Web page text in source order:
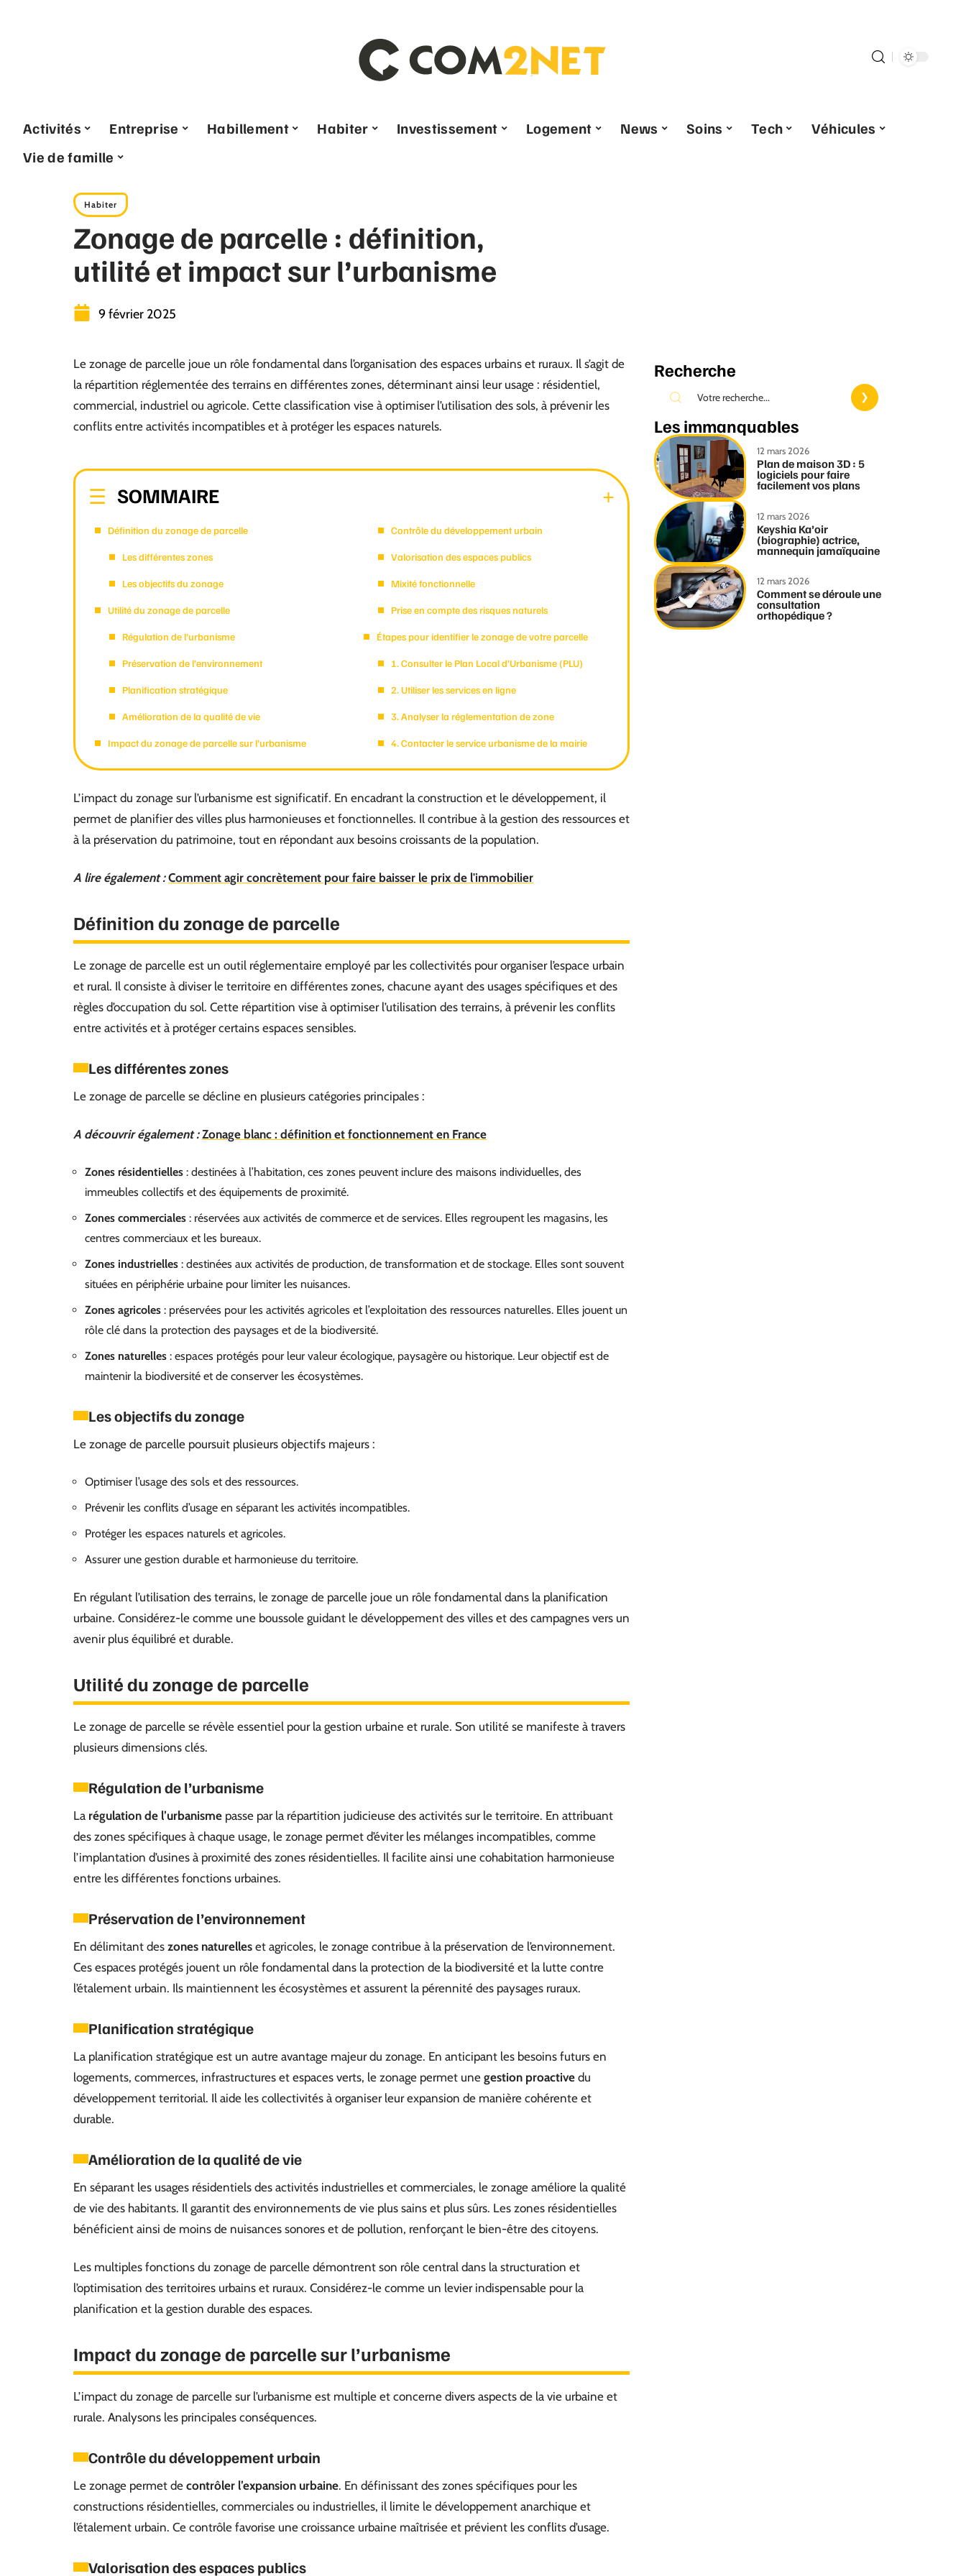
Activités Entreprise Habillement Habiter Investissement Logement News Soins Tech
Véhicules
Vie de famille
Habiter
Zonage de parcelle : définition,
utilité et impact sur l’urbanisme
9 février 2025
Le zonage de parcelle joue un rôle fondamental dans l’organisation des espaces urbains et ruraux. Il s’agit de
la répartition réglementée des terrains en différentes zones, déterminant ainsi leur usage : résidentiel,
commercial, industriel ou agricole. Cette classification vise à optimiser l’utilisation des sols, à prévenir les
conflits entre activités incompatibles et à protéger les espaces naturels.
SOMMAIRE
Définition du zonage de parcelle
Les différentes zones
Les objectifs du zonage
Utilité du zonage de parcelle
Régulation de l’urbanisme
Préservation de l’environnement
Planification stratégique
Amélioration de la qualité de vie
Impact du zonage de parcelle sur l’urbanisme
Contrôle du développement urbain
Valorisation des espaces publics
Mixité fonctionnelle
Prise en compte des risques naturels
Étapes pour identifier le zonage de votre parcelle
1. Consulter le Plan Local d’Urbanisme (PLU)
2. Utiliser les services en ligne
3. Analyser la réglementation de zone
4. Contacter le service urbanisme de la mairie
L’impact du zonage sur l’urbanisme est significatif. En encadrant la construction et le développement, il
permet de planifier des villes plus harmonieuses et fonctionnelles. Il contribue à la gestion des ressources et
à la préservation du patrimoine, tout en répondant aux besoins croissants de la population.
A lire également : Comment agir concrètement pour faire baisser le prix de l'immobilier
Définition du zonage de parcelle
Le zonage de parcelle est un outil réglementaire employé par les collectivités pour organiser l’espace urbain
et rural. Il consiste à diviser le territoire en différentes zones, chacune ayant des usages spécifiques et des
règles d’occupation du sol. Cette répartition vise à optimiser l’utilisation des terrains, à prévenir les conflits
entre activités et à protéger certains espaces sensibles.
Les différentes zones
Le zonage de parcelle se décline en plusieurs catégories principales :
A découvrir également : Zonage blanc : définition et fonctionnement en France
Zones résidentielles : destinées à l’habitation, ces zones peuvent inclure des maisons individuelles, des
immeubles collectifs et des équipements de proximité.
Zones commerciales : réservées aux activités de commerce et de services. Elles regroupent les magasins, les
centres commerciaux et les bureaux.
Zones industrielles : destinées aux activités de production, de transformation et de stockage. Elles sont souvent
situées en périphérie urbaine pour limiter les nuisances.
Zones agricoles : préservées pour les activités agricoles et l’exploitation des ressources naturelles. Elles jouent un
rôle clé dans la protection des paysages et de la biodiversité.
Zones naturelles : espaces protégés pour leur valeur écologique, paysagère ou historique. Leur objectif est de
maintenir la biodiversité et de conserver les écosystèmes.
Les objectifs du zonage
Le zonage de parcelle poursuit plusieurs objectifs majeurs :
Optimiser l’usage des sols et des ressources.
Prévenir les conflits d’usage en séparant les activités incompatibles.
Protéger les espaces naturels et agricoles.
Assurer une gestion durable et harmonieuse du territoire.
En régulant l’utilisation des terrains, le zonage de parcelle joue un rôle fondamental dans la planification
urbaine. Considérez-le comme une boussole guidant le développement des villes et des campagnes vers un
avenir plus équilibré et durable.
Utilité du zonage de parcelle
Le zonage de parcelle se révèle essentiel pour la gestion urbaine et rurale. Son utilité se manifeste à travers
plusieurs dimensions clés.
Régulation de l’urbanisme
La régulation de l’urbanisme passe par la répartition judicieuse des activités sur le territoire. En attribuant
des zones spécifiques à chaque usage, le zonage permet d’éviter les mélanges incompatibles, comme
l’implantation d’usines à proximité des zones résidentielles. Il facilite ainsi une cohabitation harmonieuse
entre les différentes fonctions urbaines.
Préservation de l’environnement
En délimitant des zones naturelles et agricoles, le zonage contribue à la préservation de l’environnement.
Ces espaces protégés jouent un rôle fondamental dans la protection de la biodiversité et la lutte contre
l’étalement urbain. Ils maintiennent les écosystèmes et assurent la pérennité des paysages ruraux.
Planification stratégique
La planification stratégique est un autre avantage majeur du zonage. En anticipant les besoins futurs en
logements, commerces, infrastructures et espaces verts, le zonage permet une gestion proactive du
développement territorial. Il aide les collectivités à organiser leur expansion de manière cohérente et
durable.
Amélioration de la qualité de vie
En séparant les usages résidentiels des activités industrielles et commerciales, le zonage améliore la qualité
de vie des habitants. Il garantit des environnements de vie plus sains et plus sûrs. Les zones résidentielles
bénéficient ainsi de moins de nuisances sonores et de pollution, renforçant le bien-être des citoyens.
Les multiples fonctions du zonage de parcelle démontrent son rôle central dans la structuration et
l’optimisation des territoires urbains et ruraux. Considérez-le comme un levier indispensable pour la
planification et la gestion durable des espaces.
Impact du zonage de parcelle sur l’urbanisme
L’impact du zonage de parcelle sur l’urbanisme est multiple et concerne divers aspects de la vie urbaine et
rurale. Analysons les principales conséquences.
Contrôle du développement urbain
Le zonage permet de contrôler l’expansion urbaine. En définissant des zones spécifiques pour les
constructions résidentielles, commerciales ou industrielles, il limite le développement anarchique et
l’étalement urbain. Ce contrôle favorise une croissance urbaine maîtrisée et prévient les conflits d’usage.
Valorisation des espaces publics
Recherche
Les immanquables
12 mars 2026
Plan de maison 3D : 5
logiciels pour faire
facilement vos plans
12 mars 2026
Keyshia Ka’oir
(biographie) actrice,
mannequin jamaïquaine
12 mars 2026
Comment se déroule une
consultation
orthopédique ?